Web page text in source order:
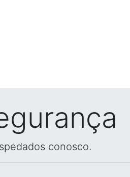
conosco.